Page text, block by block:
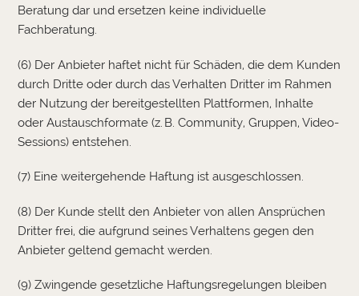
Beratung dar und ersetzen keine individuelle
Fachberatung.
(6) Der Anbieter haftet nicht für Schäden, die dem Kunden
durch Dritte oder durch das Verhalten Dritter im Rahmen
der Nutzung der bereitgestellten Plattformen, Inhalte
oder Austauschformate (z. B. Community, Gruppen, Video-
Sessions) entstehen.
(7) Eine weitergehende Haftung ist ausgeschlossen.
(8) Der Kunde stellt den Anbieter von allen Ansprüchen
Dritter frei, die aufgrund seines Verhaltens gegen den
Anbieter geltend gemacht werden.
(9) Zwingende gesetzliche Haftungsregelungen bleiben